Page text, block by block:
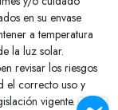
en su envase
a temperatura
la luz solar.
revisar los riesgos
el correcto uso y
vigente.